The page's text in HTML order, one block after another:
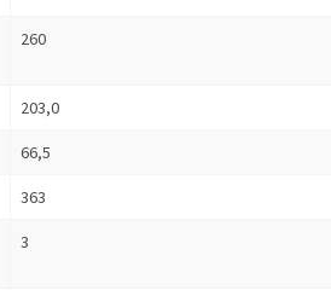
260
203,0
66,5
363
3